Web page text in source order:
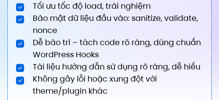
Tối ưu tốc độ load, trải nghiệm
Bảo mật dữ liệu đầu vào: sanitize, validate,
nonce
Dễ bảo trì – tách code rõ ràng, dùng chuẩn
WordPress Hooks
Tài liệu hướng dẫn sử dụng rõ ràng, dễ hiểu
Không gây lỗi hoặc xung đột với
theme/plugin khác